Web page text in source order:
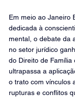
Em meio ao Janeiro
dedicada à
mental, o debate da
no setor jurídico
do Direito de Família
ultrapassa a
o trato com vínculos
rupturas e conflitos